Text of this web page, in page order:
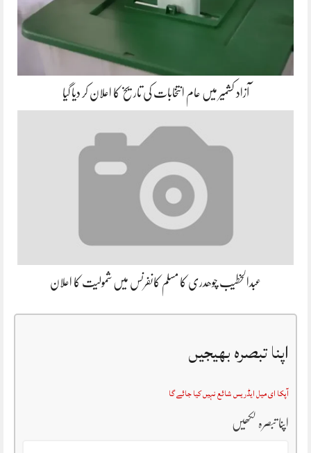
آزاد کشمیر میں عام انتخابات کی تاریخ کا اعلان کر دیا گیا
عبدالخطیب چوھدری کا مسلم کانفرنس میں شمولیت کا اعلان
اپنا تبصرہ بھیجیں
آپکا ای میل ایڈریس شائع نہیں کیا جائے گا
اپنا تبصرہ لکھیں